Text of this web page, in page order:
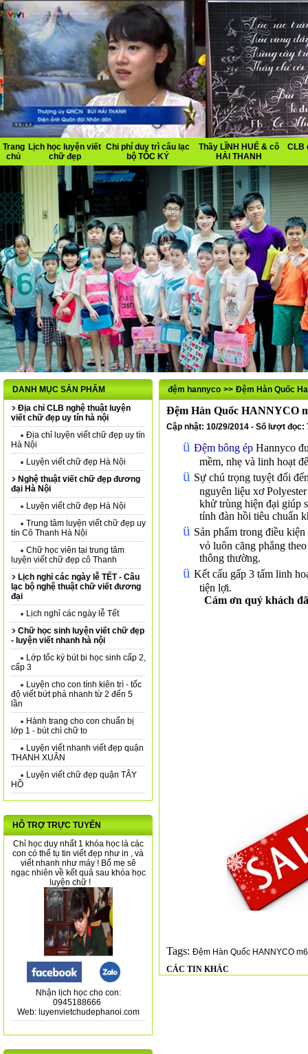
Trang
chủ
Lịch học luyện viết
chữ đẹp
Chi phí duy trì câu lạc
bộ TỐC KÝ
Thầy LĨNH HUẾ & cô
HẢI THANH
CLB
DANH MỤC SẢN PHẨM
Địa chỉ CLB nghệ thuật luyện
viết chữ đẹp uy tín hà nội
Địa chỉ luyện viết chữ đẹp uy tín
Hà Nội
Luyện viết chữ đẹp Hà Nội
Nghệ thuật viết chữ đẹp đương
đại Hà Nội
Luyện viết chữ đẹp Hà Nội
Trung tâm luyện viết chữ đẹp uy
tín Cô Thanh Hà Nội
Chữ học viên tại trung tâm
luyện viết chữ đẹp cô Thanh
Lịch nghỉ các ngày lễ TẾT - Câu
lạc bộ nghệ thuật chữ viết đương
đại
Lịch nghỉ các ngày lễ Tết
Chữ học sinh luyện viết chữ đẹp
- luyện viết nhanh hà nội
Lớp tốc ký bút bi học sinh cấp 2,
cấp 3
Luyện cho con tính kiên trì - tốc
độ viết bứt phá nhanh từ 2 đến 5
lần
Hành trang cho con chuẩn bị
lớp 1 - bút chì chữ to
Luyện viết nhanh viết đẹp quận
THANH XUÂN
Luyện viết chữ đẹp quận TÂY
HỒ
HỖ TRỢ TRỰC TUYẾN
Chỉ học duy nhất 1 khóa học là các
con có thể tụ tin viết đẹp như in , và
viết nhanh như máy ! Bố mẹ sẽ
ngạc nhiên về kết quả sau khóa học
luyện chữ !
Nhận lịch học cho con:
0945188666
Web: luyenvietchudephanoi.com
đệm hannyco >> Đệm Hàn Quốc
Đệm Hàn Quốc HANNYCO
Cập nhật: 10/29/2014 - Số lượt đọc:
ü Đệm bông épHannyco
mềm, nhẹ và linh hoạt
ü Sự chú trọng tuyệt đối
nguyên liệu xơ
khử trùng hiện đại giúp
tính đàn hồi tiêu chuẩn
ü Sản phẩm trong điều
vỏ luôn căng phẳng
thông thường.
ü Kết cấu gấp 3 tấm linh
tiện lợi.
Cám ơn quý khách
Tags: Đệm Hàn Quốc HANNYCO
CÁC TIN KHÁC